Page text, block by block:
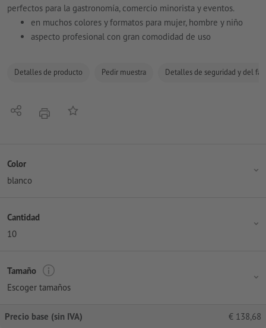
perfectos para la gastronomía, comercio minorista y eventos.
en muchos colores y formatos para mujer, hombre y niño
aspecto profesional con gran comodidad de uso
Detalles de producto Pedir muestra Detalles de seguridad y del
CompartirimprimirAñadir a lista de favoritos
Color
blanco
Cantidad
10
Tamaño
Escoger tamaños
Precio base (sin IVA) € 138,68